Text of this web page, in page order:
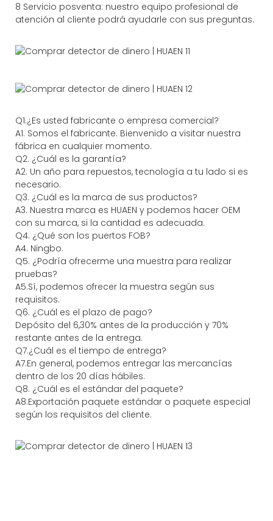
8 Servicio posventa: nuestro equipo profesional de
atención al cliente podrá ayudarle con sus preguntas.
Q1.¿Es usted fabricante o empresa comercial?
A1. Somos el fabricante. Bienvenido a visitar nuestra
fábrica en cualquier momento.
Q2. ¿Cuál es la garantía?
A2. Un año para repuestos, tecnología a tu lado si es
necesario.
Q3. ¿Cuál es la marca de sus productos?
A3. Nuestra marca es HUAEN y podemos hacer OEM
con su marca, si la cantidad es adecuada.
Q4. ¿Qué son los puertos FOB?
A4. Ningbo.
Q5. ¿Podría ofrecerme una muestra para realizar
pruebas?
A5.Sí, podemos ofrecer la muestra según sus
requisitos.
Q6. ¿Cuál es el plazo de pago?
Depósito del 6,30% antes de la producción y 70%
restante antes de la entrega.
Q7.¿Cuál es el tiempo de entrega?
A7.En general, podemos entregar las mercancías
dentro de los 20 días hábiles.
Q8. ¿Cuál es el estándar del paquete?
A8.Exportación paquete estándar o paquete especial
según los requisitos del cliente.